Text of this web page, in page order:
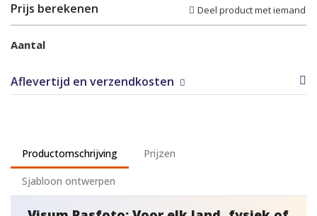
Prijs berekenen Deel product met iemand
Aantal
Aflevertijd en verzendkosten
Productomschrijving Prijzen
Sjabloon ontwerpen